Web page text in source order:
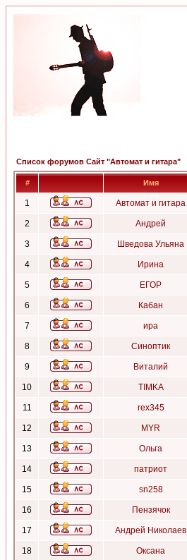
Список форумов Сайт "Автомат и гитара"
# Имя
1 Автомат и гитара
2 Андрей
3 Шведова Ульяна
4 Ирина
5 ЕГОР
6 Кабан
7 ира
8 Синоптик
9 Виталий
10 TIMKA
11 rex345
12 MYR
13 Ольга
14 патриот
15 sn258
16 Пензячок
17 Андрей Николаев
18 Оксана